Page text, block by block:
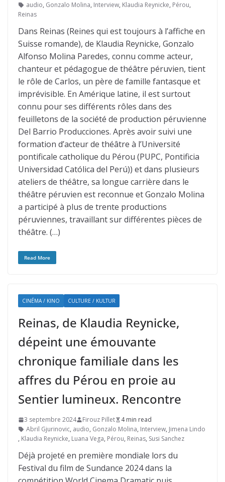
audio, Gonzalo Molina, Interview, Klaudia Reynicke, Pérou,
Reinas
Dans Reinas (Reines qui est toujours à l’affiche en
Suisse romande), de Klaudia Reynicke, Gonzalo
Alfonso Molina Paredes, connu comme acteur,
chanteur et pédagogue de théâtre péruvien, tient
le rôle de Carlos, un père de famille fantasque et
imprévisible. En Amérique latine, il est surtout
connu pour ses différents rôles dans des
feuilletons de la société de production péruvienne
Del Barrio Producciones. Après avoir suivi une
formation d’acteur de théâtre à l’Université
pontificale catholique du Pérou (PUPC, Pontificia
Universidad Católica del Perú)) et dans plusieurs
ateliers de théâtre, sa longue carrière dans le
théâtre péruvien est reconnue et Gonzalo Molina
a participé à plus de trente productions
péruviennes, travaillant sur différentes pièces de
théâtre. (…)
Read More
CINÉMA / KINO CULTURE / KULTUR
Reinas, de Klaudia Reynicke,
dépeint une émouvante
chronique familiale dans les
affres du Pérou en proie au
Sentier lumineux. Rencontre
3 septembre 2024 Firouz Pillet
4 min read
Abril Gjurinovic, audio, Gonzalo Molina, Interview, Jimena Lindo
, Klaudia Reynicke, Luana Vega, Pérou, Reinas, Susi Sanchez
Déjà projeté en première mondiale lors du
Festival du film de Sundance 2024 dans la